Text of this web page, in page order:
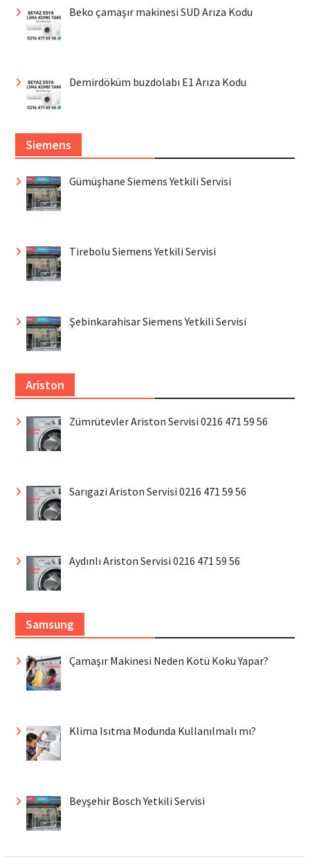
Beko çamaşır makinesi SUD Arıza Kodu
Demirdöküm buzdolabı E1 Arıza Kodu
Siemens
Gümüşhane Siemens Yetkili Servisi
Tirebolu Siemens Yetkili Servisi
Şebinkarahisar Siemens Yetkili Servisi
Ariston
Zümrütevler Ariston Servisi 0216 471 59 56
Sarıgazi Ariston Servisi 0216 471 59 56
Aydınlı Ariston Servisi 0216 471 59 56
Samsung
Çamaşır Makinesi Neden Kötü Koku Yapar?
Klima Isıtma Modunda Kullanılmalı mı?
Beyşehir Bosch Yetkili Servisi